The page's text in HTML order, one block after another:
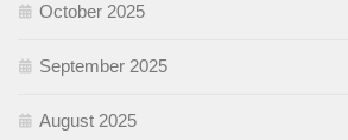
October 2025
September 2025
August 2025